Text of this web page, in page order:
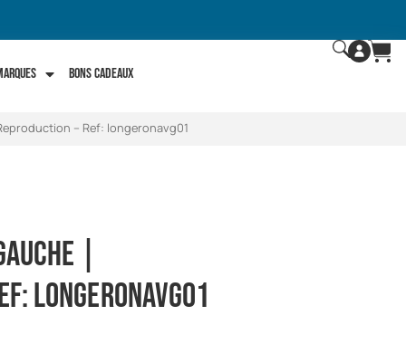
Bons Cadeaux
– Ref: longeronavg01
|
longeronavg01